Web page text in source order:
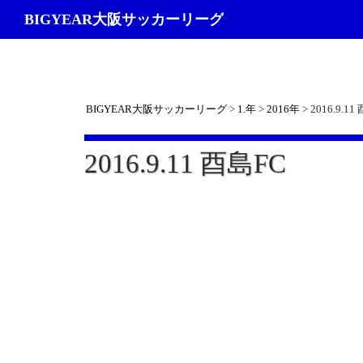
BIGYEAR大阪サッカーリーグ
BIGYEAR大阪サッカーリーグ> 1.年> 2016年> 2016.9.11
2016.9.11 酉島FC